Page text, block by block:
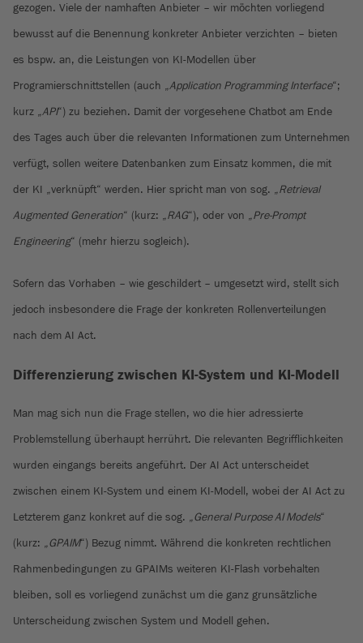
gezogen. Viele der namhaften Anbieter – wir möchten vorliegend
bewusst auf die Benennung konkreter Anbieter verzichten – bieten
es bspw. an, die Leistungen von KI-Modellen über
Programierschnittstellen (auch „ Application Programming Interface“;
kurz „ API“) zu beziehen. Damit der vorgesehene Chatbot am Ende
des Tages auch über die relevanten Informationen zum Unternehmen
verfügt, sollen weitere Datenbanken zum Einsatz kommen, die mit
der KI „verknüpft“ werden. Hier spricht man von sog. „ Retrieval
Augmented Generation“ (kurz: „ RAG“), oder von „ Pre-Prompt
Engineering“ (mehr hierzu sogleich).
Sofern das Vorhaben – wie geschildert – umgesetzt wird, stellt sich
jedoch insbesondere die Frage der konkreten Rollenverteilungen
nach dem AI Act.
Differenzierung zwischen KI-System und KI-Modell
Man mag sich nun die Frage stellen, wo die hier adressierte
Problemstellung überhaupt herrührt. Die relevanten Begrifflichkeiten
wurden eingangs bereits angeführt. Der AI Act unterscheidet
zwischen einem KI-System und einem KI-Modell, wobei der AI Act zu
Letzterem ganz konkret auf die sog. „ General Purpose AI Models“
(kurz: „ GPAIM“) Bezug nimmt. Während die konkreten rechtlichen
Rahmenbedingungen zu GPAIMs weiteren KI-Flash vorbehalten
bleiben, soll es vorliegend zunächst um die ganz grunsätzliche
Unterscheidung zwischen System und Modell gehen.